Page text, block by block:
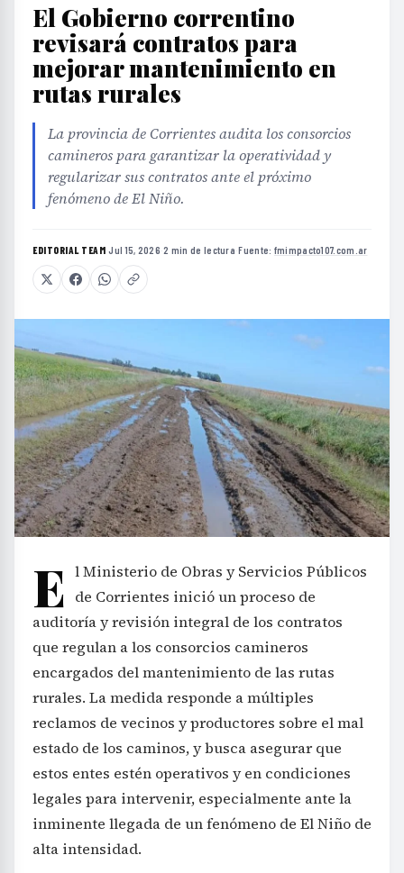
El Gobierno correntino
revisará contratos para
mejorar mantenimiento en
rutas rurales
La provincia de Corrientes audita los consorcios
camineros para garantizar la operatividad y
regularizar sus contratos ante el próximo
fenómeno de El Niño.
EDITORIAL TEAM·Jul 15, 2026·2 min de lectura·Fuente: fmimpacto107.com.ar
E l Ministerio de Obras y Servicios Públicos
de Corrientes inició un proceso de
auditoría y revisión integral de los contratos
que regulan a los consorcios camineros
encargados del mantenimiento de las rutas
rurales. La medida responde a múltiples
reclamos de vecinos y productores sobre el mal
estado de los caminos, y busca asegurar que
estos entes estén operativos y en condiciones
legales para intervenir, especialmente ante la
inminente llegada de un fenómeno de El Niño de
alta intensidad.